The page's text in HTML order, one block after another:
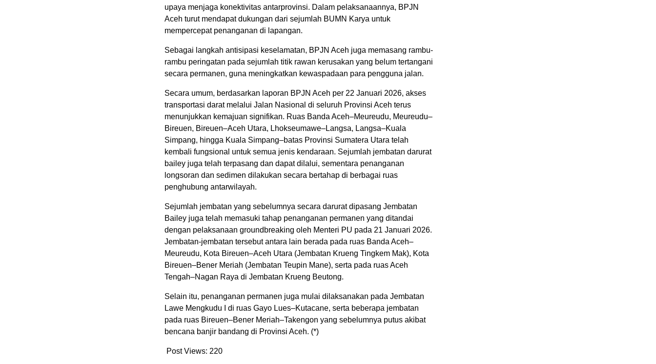
upaya menjaga konektivitas antarprovinsi. Dalam pelaksanaannya, BPJN
Aceh turut mendapat dukungan dari sejumlah BUMN Karya untuk
mempercepat penanganan di lapangan.
Sebagai langkah antisipasi keselamatan, BPJN Aceh juga memasang rambu-
rambu peringatan pada sejumlah titik rawan kerusakan yang belum tertangani
secara permanen, guna meningkatkan kewaspadaan para pengguna jalan.
Secara umum, berdasarkan laporan BPJN Aceh per 22 Januari 2026, akses
transportasi darat melalui Jalan Nasional di seluruh Provinsi Aceh terus
menunjukkan kemajuan signifikan. Ruas Banda Aceh–Meureudu, Meureudu–
Bireuen, Bireuen–Aceh Utara, Lhokseumawe–Langsa, Langsa–Kuala
Simpang, hingga Kuala Simpang–batas Provinsi Sumatera Utara telah
kembali fungsional untuk semua jenis kendaraan. Sejumlah jembatan darurat
bailey juga telah terpasang dan dapat dilalui, sementara penanganan
longsoran dan sedimen dilakukan secara bertahap di berbagai ruas
penghubung antarwilayah.
Sejumlah jembatan yang sebelumnya secara darurat dipasang Jembatan
Bailey juga telah memasuki tahap penanganan permanen yang ditandai
dengan pelaksanaan groundbreaking oleh Menteri PU pada 21 Januari 2026.
Jembatan-jembatan tersebut antara lain berada pada ruas Banda Aceh–
Meureudu, Kota Bireuen–Aceh Utara (Jembatan Krueng Tingkem Mak), Kota
Bireuen–Bener Meriah (Jembatan Teupin Mane), serta pada ruas Aceh
Tengah–Nagan Raya di Jembatan Krueng Beutong.
Selain itu, penanganan permanen juga mulai dilaksanakan pada Jembatan
Lawe Mengkudu I di ruas Gayo Lues–Kutacane, serta beberapa jembatan
pada ruas Bireuen–Bener Meriah–Takengon yang sebelumnya putus akibat
bencana banjir bandang di Provinsi Aceh. (*)
Post Views: 220